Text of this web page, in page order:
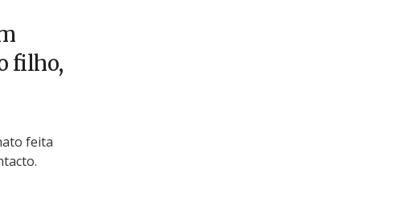
filho,
feita